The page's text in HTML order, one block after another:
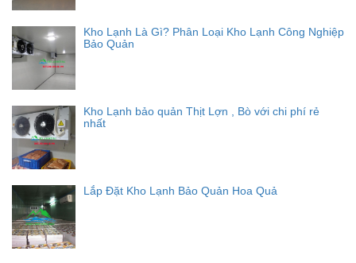
Kho Lạnh Là Gì? Phân Loại Kho Lạnh Công Nghiệp
Bảo Quản
Kho Lạnh bảo quản Thịt Lợn , Bò với chi phí rẻ
nhất
Lắp Đặt Kho Lạnh Bảo Quản Hoa Quả